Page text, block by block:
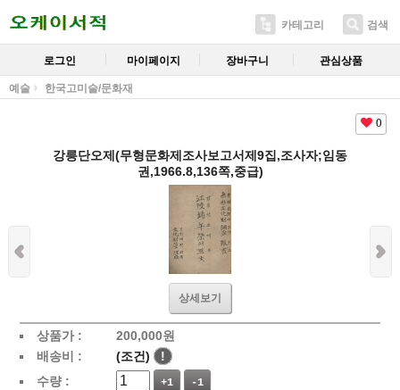
카테고리 검색
로그인 마이페이지 장바구니 관심상품
예술 한국고미술/문화재
0
강릉단오제(무형문화제조사보고서제9집,조사자;임동
권,1966.8,136쪽,중급)
상세보기
상품가 : 200,000원
배송비 :
(조건)
!
수량 :
+1 -1